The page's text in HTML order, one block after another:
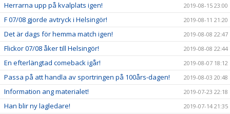
Herrarna upp på kvalplats igen! 2019-08-15 23:00
F 07/08 gjorde avtryck i Helsingör! 2019-08-11 21:20
Det är dags för hemma match igen! 2019-08-08 22:47
Flickor 07/08 åker till Helsingör! 2019-08-08 22:44
En efterlängtad comeback igår! 2019-08-07 18:12
Passa på att handla av sportringen på 100års-dagen! 2019-08-03 20:48
Information ang materialet! 2019-07-23 22:18
Han blir ny lagledare! 2019-07-14 21:35